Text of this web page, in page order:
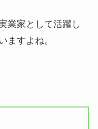
業家として活躍し
ますよね。